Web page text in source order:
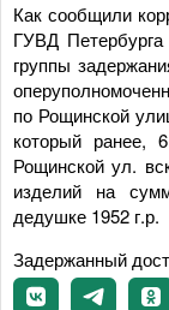
Как сообщили
ГУВД
группы
по Рощинской
который ранее,
Рощинской ул.
изделий на
дедушке 1952 г.р.
Задержанный